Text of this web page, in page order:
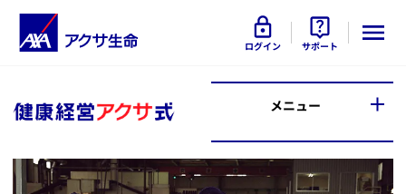
ログイン サポート
メニュー
健康経営で人も会社もこんなに
変わる！